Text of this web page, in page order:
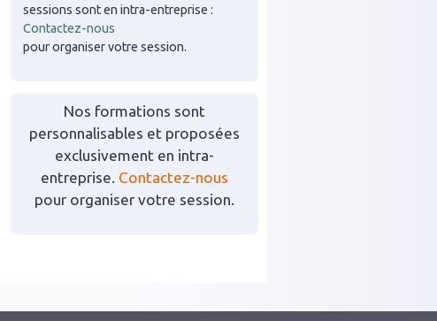
sessions sont en intra-entreprise :
Contactez-nous
pour organiser votre session.
Nos formations sont
personnalisables et proposées
exclusivement en intra-
entreprise. Contactez-nous
pour organiser votre session.